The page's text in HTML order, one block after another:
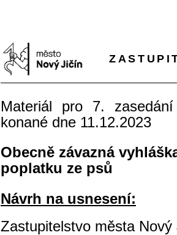
Materiál pro 7.
konané dne 11.12.2023
Obecně závazná
poplatku ze psů
Návrh na usnesení:
Zastupitelstvo města Nový